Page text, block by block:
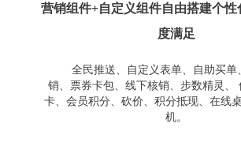
营销组件+自定义组件自由搭建个性
度满足
全民推送、自定义表单、自助买单
销、票券卡包、线下核销、步数精灵、
卡、会员积分、砍价、积分抵现、在线
机。